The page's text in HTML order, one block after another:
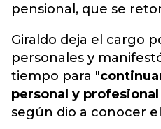
pensional, que se
Giraldo deja el cargo
personales y
tiempo para "
personal y
según dio a conocer